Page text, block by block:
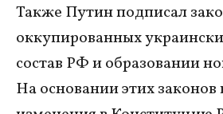
Также Путин подписал
оккупированных
состав РФ и образовании
На основании этих законов